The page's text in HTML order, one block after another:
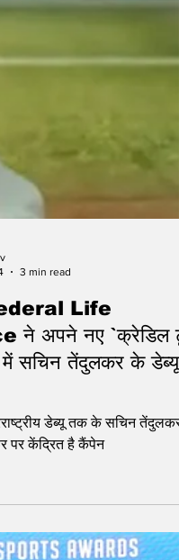
3 min read
Life
अपने नए `क्रेडिल टू
सचिन तेंदुलकर के डेब्यू
डेब्यू तक के सचिन तेंदुलकर
पर केंद्रित है कैंपेन